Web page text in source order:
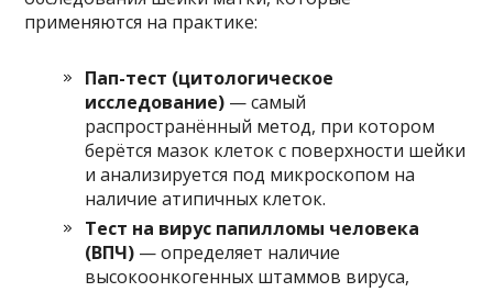
применяются на практике:
Пап-тест (цитологическое
исследование) — самый
распространённый метод, при котором
берётся мазок клеток с поверхности шейки
и анализируется под микроскопом на
наличие атипичных клеток.
Тест на вирус папилломы человека
(ВПЧ) — определяет наличие
высокоонкогенных штаммов вируса,